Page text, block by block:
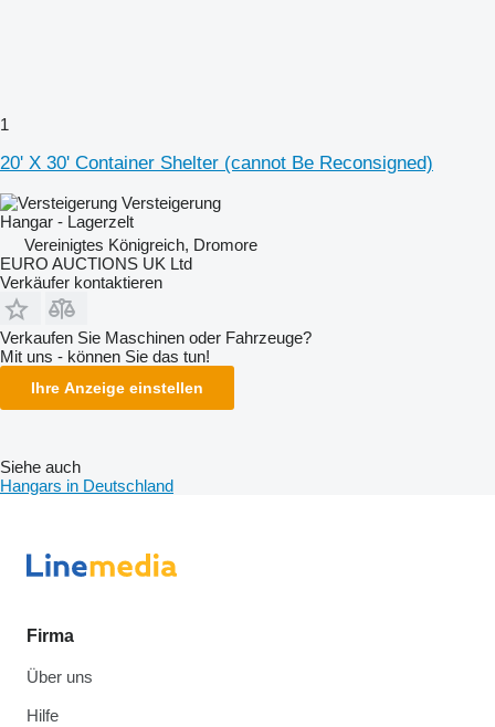
1
20' X 30' Container Shelter (cannot Be Reconsigned)
Versteigerung
Hangar - Lagerzelt
Vereinigtes Königreich, Dromore
EURO AUCTIONS UK Ltd
Verkäufer kontaktieren
Verkaufen Sie Maschinen oder Fahrzeuge?
Mit uns - können Sie das tun!
Ihre Anzeige einstellen
Siehe auch
Hangars in Deutschland
Firma
Über uns
Hilfe